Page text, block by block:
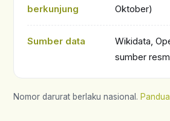
berkunjung
Oktober)
Sumber data
Wikidata,
sumber
Nomor darurat berlaku nasional.